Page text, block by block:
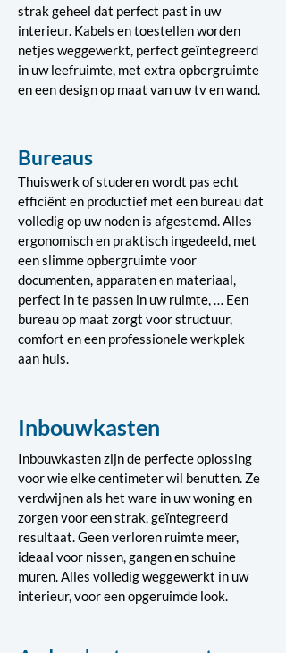
strak geheel dat perfect past in uw
interieur. Kabels en toestellen worden
netjes weggewerkt, perfect geïntegreerd
in uw leefruimte, met extra opbergruimte
en een design op maat van uw tv en wand.
Bureaus
Thuiswerk of studeren wordt pas echt
efficiënt en productief met een bureau dat
volledig op uw noden is afgestemd. Alles
ergonomisch en praktisch ingedeeld, met
een slimme opbergruimte voor
documenten, apparaten en materiaal,
perfect in te passen in uw ruimte, … Een
bureau op maat zorgt voor structuur,
comfort en een professionele werkplek
aan huis.
Inbouwkasten
Inbouwkasten zijn de perfecte oplossing
voor wie elke centimeter wil benutten. Ze
verdwijnen als het ware in uw woning en
zorgen voor een strak, geïntegreerd
resultaat. Geen verloren ruimte meer,
ideaal voor nissen, gangen en schuine
muren. Alles volledig weggewerkt in uw
interieur, voor een opgeruimde look.